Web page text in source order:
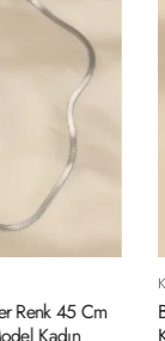
Sedefli Kelebek
Kolye